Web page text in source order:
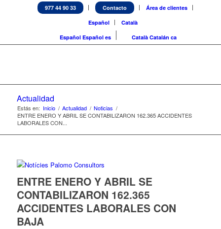
977 44 90 33 Contacto
Área de clientes
Español
Català
Español Español es Català Catalán ca
Actualidad
Estás en: Inicio / Actualidad / Noticias /
ENTRE ENERO Y ABRIL SE CONTABILIZARON 162.365 ACCIDENTES
LABORALES CON...
ENTRE ENERO Y ABRIL SE
CONTABILIZARON 162.365
ACCIDENTES LABORALES CON
BAJA